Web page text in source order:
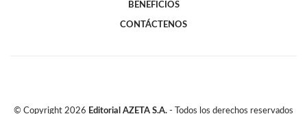
BENEFICIOS
CONTÁCTENOS
© Copyright 2026 Editorial AZETA S.A. - Todos los derechos reservados